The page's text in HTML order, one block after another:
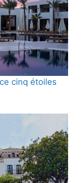
cinq étoiles